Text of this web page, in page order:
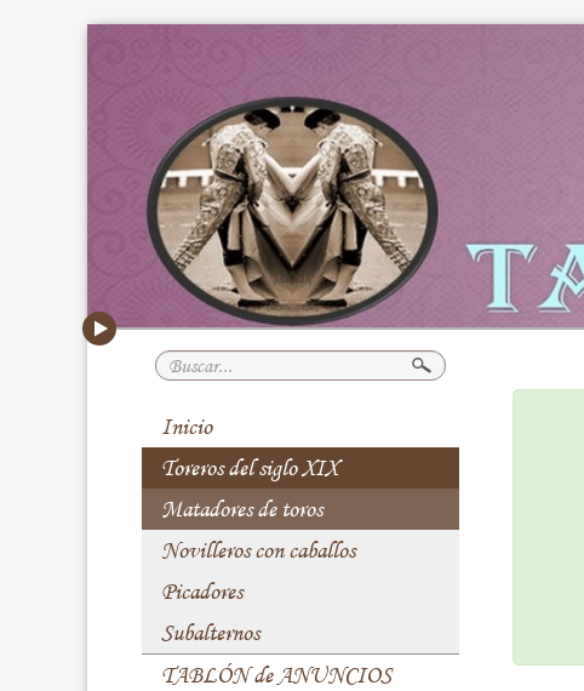
Buscar...
Inicio
Toreros del siglo XIX
Matadores de toros
Novilleros con caballos
Picadores
Subalternos
TABLÓN de ANUNCIOS